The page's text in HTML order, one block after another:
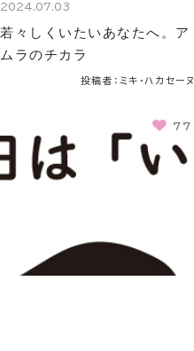
2024.07.03
若々しくいたいあなたへ。ア
ムラのチカラ
投稿者：ミキ・ハカセーヌ
77